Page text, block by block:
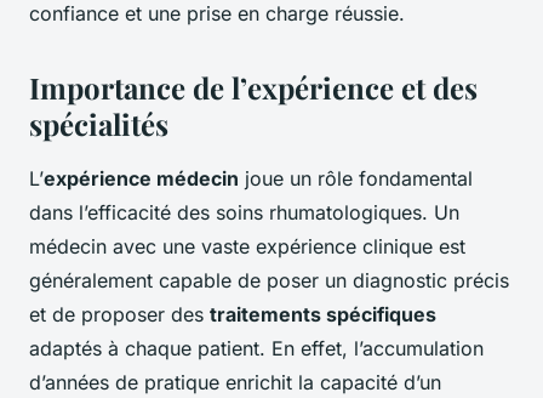
confiance et une prise en charge réussie.
Importance de l’expérience et des
spécialités
L’expérience médecin joue un rôle fondamental
dans l’efficacité des soins rhumatologiques. Un
médecin avec une vaste expérience clinique est
généralement capable de poser un diagnostic précis
et de proposer des traitements spécifiques
adaptés à chaque patient. En effet, l’accumulation
d’années de pratique enrichit la capacité d’un